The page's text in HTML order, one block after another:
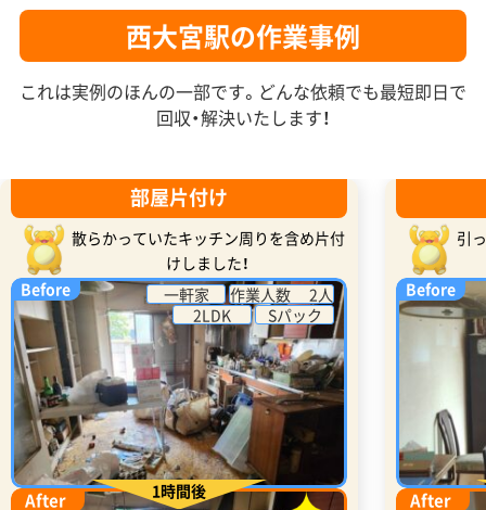
西大宮駅の作業事例
これは実例のほんの一部です。どんな依頼でも最短即日で
回収・解決いたします！
部屋片付け
散らかっていたキッチン周りを含め片付
けしました！
Before
一軒家
作業人数 2人
2LDK
Sパック
After 1時間後
引
Before
After